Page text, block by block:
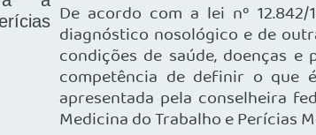
De acordo com a lei nº
diagnóstico nosológico e de
condições de saúde, doenças e
competência de definir o que
apresentada pela conselheira
Medicina do Trabalho e Perícias